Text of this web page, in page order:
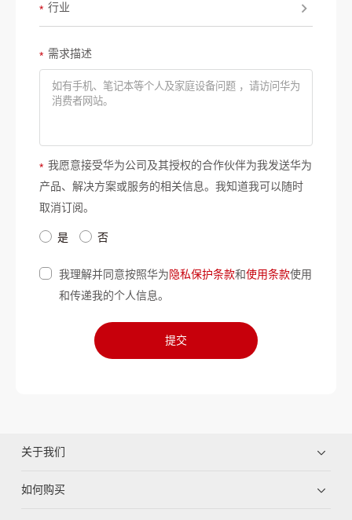
* 行业
* 需求描述
* 我愿意接受华为公司及其授权的合作伙伴为我发送华为
产品、解决方案或服务的相关信息。我知道我可以随时
取消订阅。
是 否
我理解并同意按照华为隐私保护条款和使用条款使用
和传递我的个人信息。
提交
关于我们
如何购买